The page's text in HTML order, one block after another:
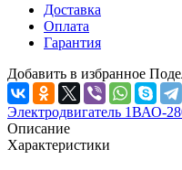
Доставка
Оплата
Гарантия
Добавить в избранное
Электродвигатель 1ВАО-
Описание
Характеристики